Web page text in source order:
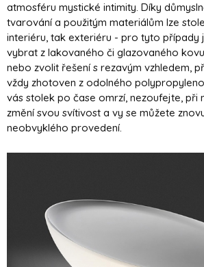
atmosféru mystické intimity. Díky
tvarování a použitým materiálům lze
interiéru, tak exteriéru - pro tyto případy
vybrat z lakovaného či glazovaného
nebo zvolit řešení s rezavým vzhledem,
vždy zhotoven z odolného
vás stolek po čase omrzí, nezoufejte, při
změní svou svítivost a vy se můžete
neobvyklého provedení.